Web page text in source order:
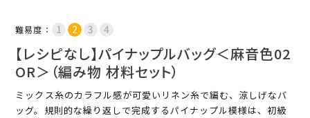
難易度：
【レシピなし】パイナップルバッグ＜麻音色02
OR＞（編み物 材料セット）
ミックス糸のカラフル感が可愛いリネン糸で編む、涼しげなバ
ッグ。規則的な繰り返しで完成するパイナップル模様は、初級